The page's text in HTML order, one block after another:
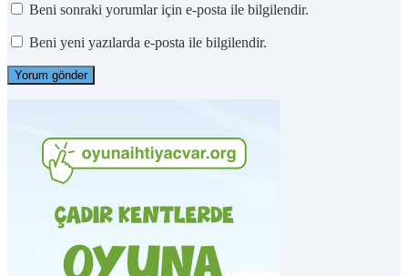
Beni sonraki yorumlar için e-posta ile bilgilendir.
Beni yeni yazılarda e-posta ile bilgilendir.